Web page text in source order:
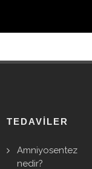
TEDAVILER
Amniyosentez
nedir?